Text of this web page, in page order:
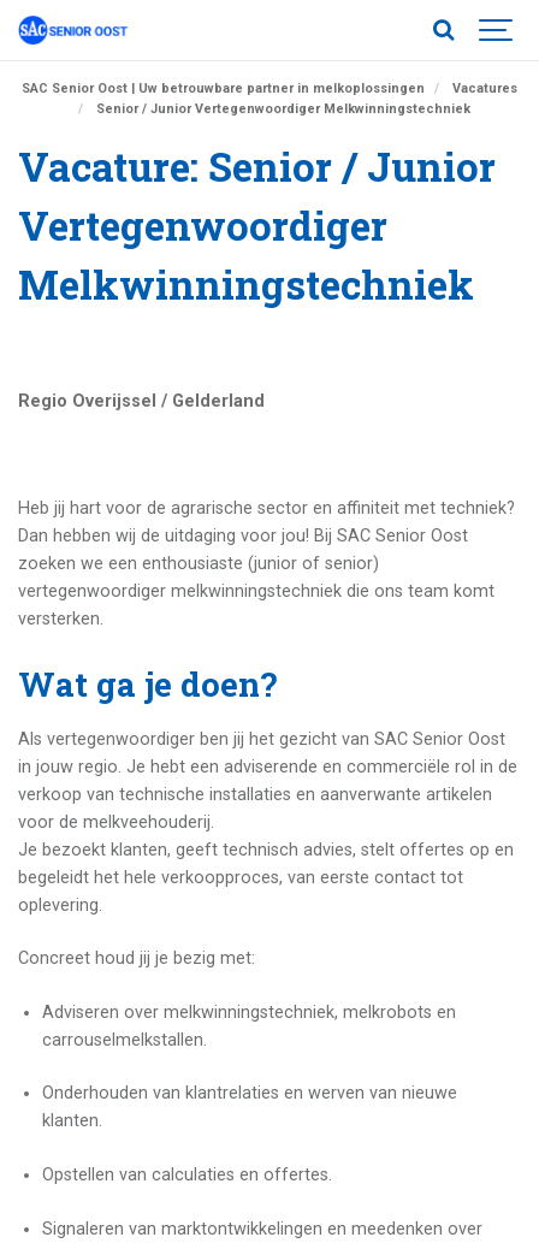
SAC Senior Oost | Uw betrouwbare partner in melkoplossingen
Vacatures
Senior / Junior Vertegenwoordiger Melkwinningstechniek
Vacature: Senior / Junior
Vertegenwoordiger
Melkwinningstechniek
Regio Overijssel / Gelderland
Heb jij hart voor de agrarische sector en affiniteit met techniek?
Dan hebben wij de uitdaging voor jou! Bij SAC Senior Oost
zoeken we een enthousiaste (junior of senior)
vertegenwoordiger melkwinningstechniek die ons team komt
versterken.
Wat ga je doen?
Als vertegenwoordiger ben jij het gezicht van SAC Senior Oost
in jouw regio. Je hebt een adviserende en commerciële rol in de
verkoop van technische installaties en aanverwante artikelen
voor de melkveehouderij.
Je bezoekt klanten, geeft technisch advies, stelt offertes op en
begeleidt het hele verkoopproces, van eerste contact tot
oplevering.
Concreet houd jij je bezig met:
Adviseren over melkwinningstechniek, melkrobots en
carrouselmelkstallen.
Onderhouden van klantrelaties en werven van nieuwe
klanten.
Opstellen van calculaties en offertes.
Signaleren van marktontwikkelingen en meedenken over